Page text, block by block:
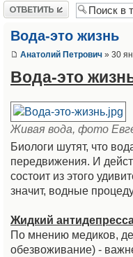
Ответить
Вода-это жизнь
Анатолий Петрович » 30
Вода-это
Живая вода, фото
Биологи шутят, что
передвижения. И
состоит из этого
значит, водные
Жидкий
По мнению медиков,
обезвоживание) -